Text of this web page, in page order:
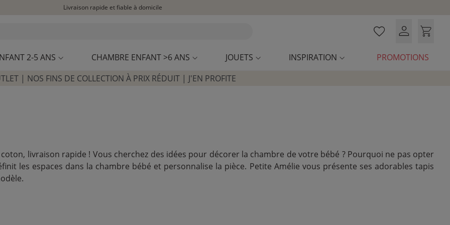
2-5 ANS CHAMBRE ENFANT >6 ANS JOUETS INSPIRATION
PROMOTIONS
| NOS FINS DE COLLECTION À PRIX RÉDUIT | J'EN PROFITE
livraison rapide ! Vous cherchez des idées pour décorer la chambre de votre bébé ? Pourquoi ne pas opter
les espaces dans la chambre bébé et personnalise la pièce. Petite Amélie vous présente ses adorables tapis